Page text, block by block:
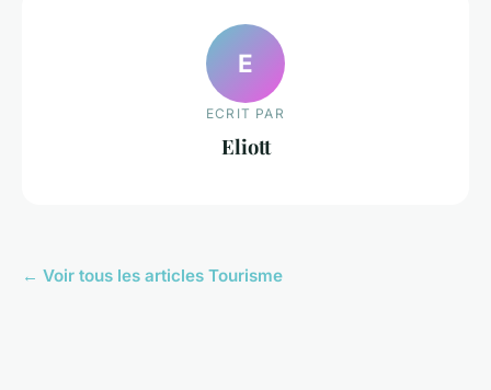
E
ECRIT PAR
Eliott
← Voir tous les articles Tourisme